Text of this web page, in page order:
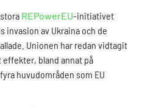
REPowerEU-initiativet
invasion av Ukraina och de
Unionen har redan vidtagit
bland annat på
huvudområden som EU